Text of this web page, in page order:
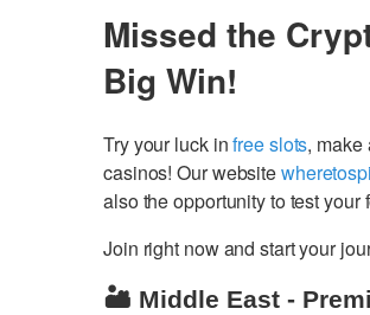
Missed the
Big Win!
Try your luck infree slots, make
casinos! Our website
also the opportunity to test
Join right now and start your
🏜️ Middle East -